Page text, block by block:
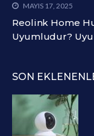
MAYIS 17, 2025
Reolink Home
Uyumludur?
SON